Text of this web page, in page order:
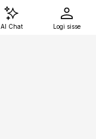
AI Chat Logi sisse